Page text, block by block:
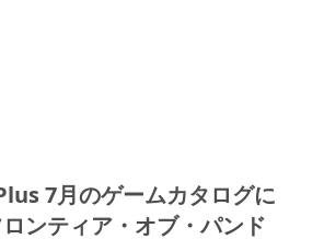
7月のゲームカタログに
ロンティア・オブ・パンド